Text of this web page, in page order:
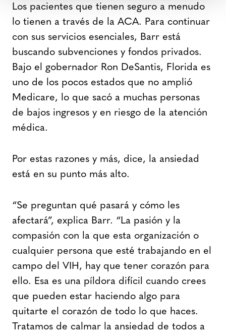
Los pacientes que tienen seguro a menudo
lo tienen a través de la ACA. Para continuar
con sus servicios esenciales, Barr está
buscando subvenciones y fondos privados.
Bajo el gobernador Ron DeSantis, Florida es
uno de los pocos estados que no amplió
Medicare, lo que sacó a muchas personas
de bajos ingresos y en riesgo de la atención
médica.
Por estas razones y más, dice, la ansiedad
está en su punto más alto.
“Se preguntan qué pasará y cómo les
afectará”, explica Barr. “La pasión y la
compasión con la que esta organización o
cualquier persona que esté trabajando en el
campo del VIH, hay que tener corazón para
ello. Esa es una píldora difícil cuando crees
que pueden estar haciendo algo para
quitarte el corazón de todo lo que haces.
Tratamos de calmar la ansiedad de todos a